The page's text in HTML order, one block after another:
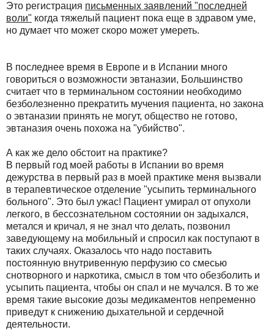
Это регистрация письменных заявлений "последней
воли" когда тяжелый пациент пока еще в здравом уме,
но думает что может скоро может умереть.
В последнее время в Европе и в Испании много
говориться о возможности эвтаназии, Большинство
считает что в терминальном состоянии необходимо
безболезненно прекратить мучения пациента, но закона
о эвтаназии принять не могут, общество не готово,
эвтаназия очень похожа на "убийство".
А как же дело обстоит на практике?
В первый год моей работы в Испании во время
дежурства в первый раз в моей практике меня вызвали
в терапевтическое отделение "усыпить терминального
больного". Это был ужас! Пациент умирал от опухоли
легкого, в бессознательном состоянии он задыхался,
метался и кричал, я не знал что делать, позвонил
заведующему на мобильный и спросил как поступают в
таких случаях. Оказалось что надо поставить
постоянную внутривенную перфузию со смесью
снотворного и наркотика, смысл в том что обезболить и
усыпить пациента, чтобы он спал и не мучался. В то же
время такие высокие дозы медикаментов непременно
приведут к снижению дыхательной и сердечной
деятельности.